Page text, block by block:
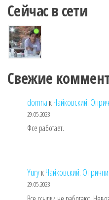
Сейчас в сети
Свежие
domna кЧайковский.
29.05.2023
Фсе работает.
YuryкЧайковский.
29.05.2023